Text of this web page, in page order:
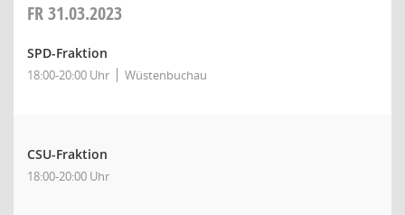
FR31.03.2023
SPD-Fraktion
18:00-20:00 Uhr Wüstenbuchau
CSU-Fraktion
18:00-20:00 Uhr